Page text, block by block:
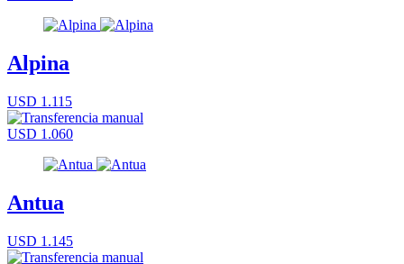
Alpina
USD 1.115
USD 1.060
Antua
USD 1.145